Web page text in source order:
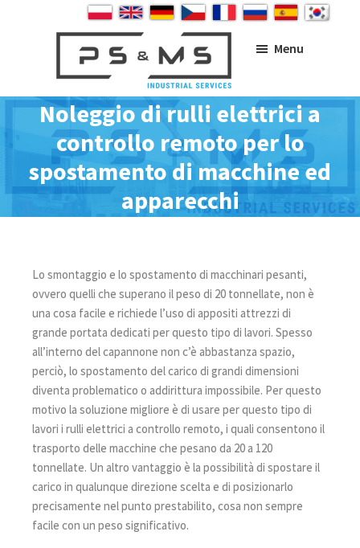
PS&MS
Menu
Noleggio di rulli elettrici a
controllo remoto per lo
spostamento di macchine ed
apparecchi
Lo smontaggio e lo spostamento di macchinari pesanti,
ovvero quelli che superano il peso di 20 tonnellate, non è
una cosa facile e richiede l’uso di appositi attrezzi di
grande portata dedicati per questo tipo di lavori. Spesso
all’interno del capannone non c’è abbastanza spazio,
perciò, lo spostamento del carico di grandi dimensioni
diventa problematico o addirittura impossibile. Per questo
motivo la soluzione migliore è di usare per questo tipo di
lavori i rulli elettrici a controllo remoto, i quali consentono il
trasporto delle macchine che pesano da 20 a 120
tonnellate. Un altro vantaggio è la possibilità di spostare il
carico in qualunque direzione scelta e di posizionarlo
precisamente nel punto prestabilito, cosa non sempre
facile con un peso significativo.